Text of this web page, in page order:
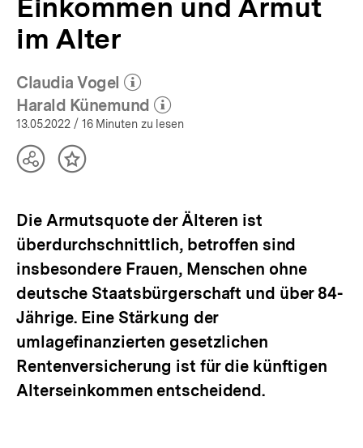
Einkommen und Armut
im Alter
Claudia Vogel
(Mehr zum Autor)
öffnen
Harald Künemund
(Mehr zum Autor)
öffnen
13.05.2022 / 16 Minuten zu lesen
TeilenInhalt
Die Armutsquote der Älteren ist
überdurchschnittlich, betroffen sind
insbesondere Frauen, Menschen ohne
deutsche Staatsbürgerschaft und über 84-
Jährige. Eine Stärkung der
umlagefinanzierten gesetzlichen
Rentenversicherung ist für die künftigen
Alterseinkommen entscheidend.